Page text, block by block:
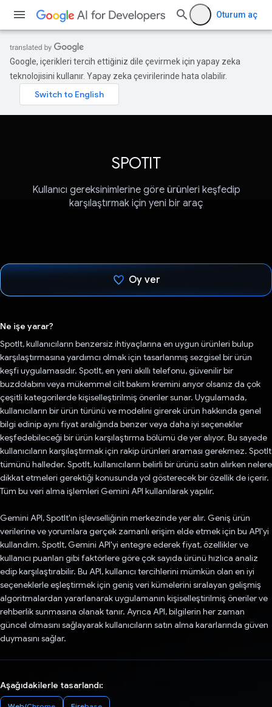
Oturum aç
Google, içerikleri tercih ettiğiniz dile çevirmek için yapay zeka
teknolojisini kullanır. Yapay zeka çevirilerinde hata olabilir.
SPOTIT
Kullanıcı gereksinimlerine göre ürünleri keşfedip
karşılaştırmak için yeni bir araç
Oy ver
Ne işe yarar?
SpotIt, kullanıcıların benzersiz ihtiyaçlarına en uygun ürünleri bulup
karşılaştırmasına yardımcı olmak için tasarlanmış sezgisel bir ürün
keşfi uygulamasıdır. SpotIt, en yeni akıllı telefonu, güvenilir bir
buzdolabını veya mükemmel cilt bakım kremini arıyor olsanız da çok
çeşitli kategorilerde kişiselleştirilmiş öneriler sunar. Uygulamada,
kullanıcıların bir ürün türünü ve modelini girerek ürün hakkında genel
bilgi edinip aynı fiyat aralığında benzer veya daha iyi seçenekler
keşfedebileceği bir ürün karşılaştırma bölümü de yer alıyor. Bu sayede
kullanıcıların karşılaştırmak için rakip ürünleri araması gerekmez. SpotIt
tümünü halleder. SpotIt, kullanıcıların belirli bir ürünü satın alırken nelere
dikkat etmeleri gerektiği konusunda yol gösterecek bir özellik de içerir.
Tüm bu veri alma işlemleri Gemini API kullanılarak yapılır.
Gemini API, SpotIt'ın işlevselliğinin merkezinde yer alır. Geniş ürün
verilerine ve yorumlara gerçek zamanlı erişim elde etmek için bu API'yi
kullandım. SpotIt, Gemini API'yi entegre ederek fiyat, özellikler ve
kullanıcı puanları gibi faktörlere göre çok sayıda ürünü hızlıca analiz
edip karşılaştırabilir. Bu API, kullanıcı tercihlerini mümkün olan en iyi
seçeneklerle eşleştirmek için geniş veri kümelerini sıralayan gelişmiş
algoritmalardan yararlanarak uygulamanın kişiselleştirilmiş öneriler ve
rehberlik sunmasına olanak tanır. Ayrıca API, bilgilerin her zaman
güncel olmasını sağlayarak kullanıcıların satın alma kararlarında güven
duymasını sağlar.
Aşağıdakilerle tasarlandı: